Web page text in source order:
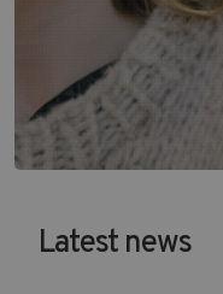
Latest news